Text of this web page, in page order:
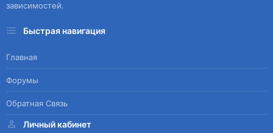
зависимостей.
Быстрая навигация
Главная
Форумы
Обратная Связь
Личный кабинет